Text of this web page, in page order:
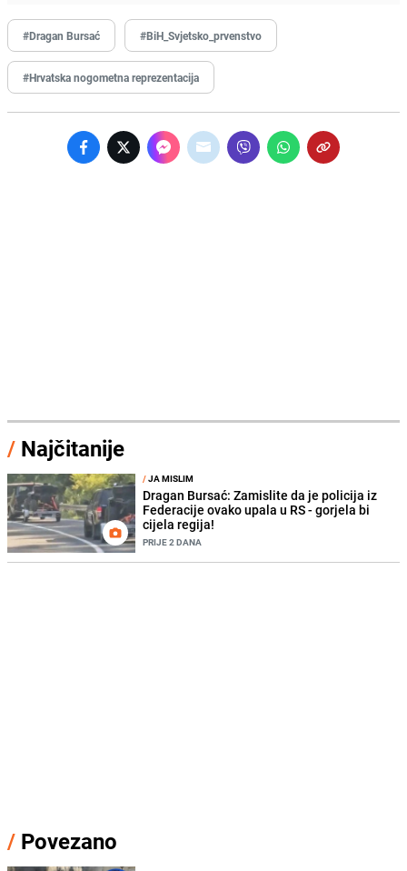
#Dragan Bursać #BiH_Svjetsko_prvenstvo
#Hrvatska nogometna reprezentacija
/ Najčitanije
/JA MISLIM
Dragan Bursać: Zamislite da je policija iz
Federacije ovako upala u RS - gorjela bi
cijela regija!
PRIJE 2 DANA
/ Povezano